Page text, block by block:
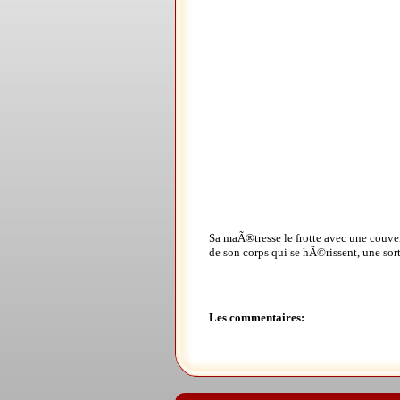
Sa maÃ®tresse le frotte avec une
de son corps qui se hÃ©rissent, une
Les commentaires: